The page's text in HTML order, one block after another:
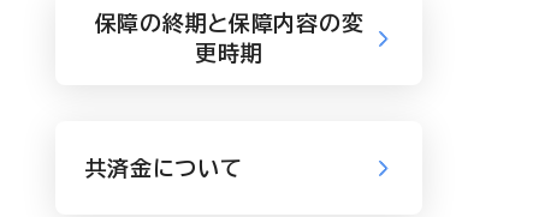
保障の終期と保障内容の変
更時期
共済金について